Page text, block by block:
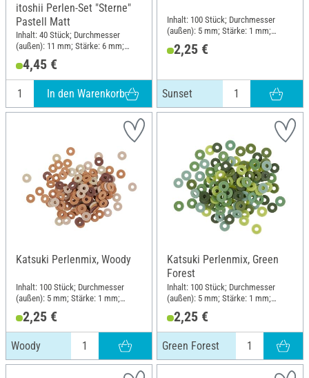
itoshii Perlen-Set "Sterne"
Pastell Matt
Inhalt: 40 Stück; Durchmesser
(außen): 11 mm; Stärke: 6 mm;
Material: Kunststoff
4,45 €
In den Warenkorb
Inhalt: 100 Stück; Durchmesser
(außen): 5 mm; Stärke: 1 mm;
Material: Gummi
2,25 €
Sunset
Katsuki Perlenmix, Woody
Inhalt: 100 Stück; Durchmesser
(außen): 5 mm; Stärke: 1 mm;
Material: Gummi
2,25 €
Woody
Katsuki Perlenmix, Green
Forest
Inhalt: 100 Stück; Durchmesser
(außen): 5 mm; Stärke: 1 mm;
Material: Gummi
2,25 €
Green Forest